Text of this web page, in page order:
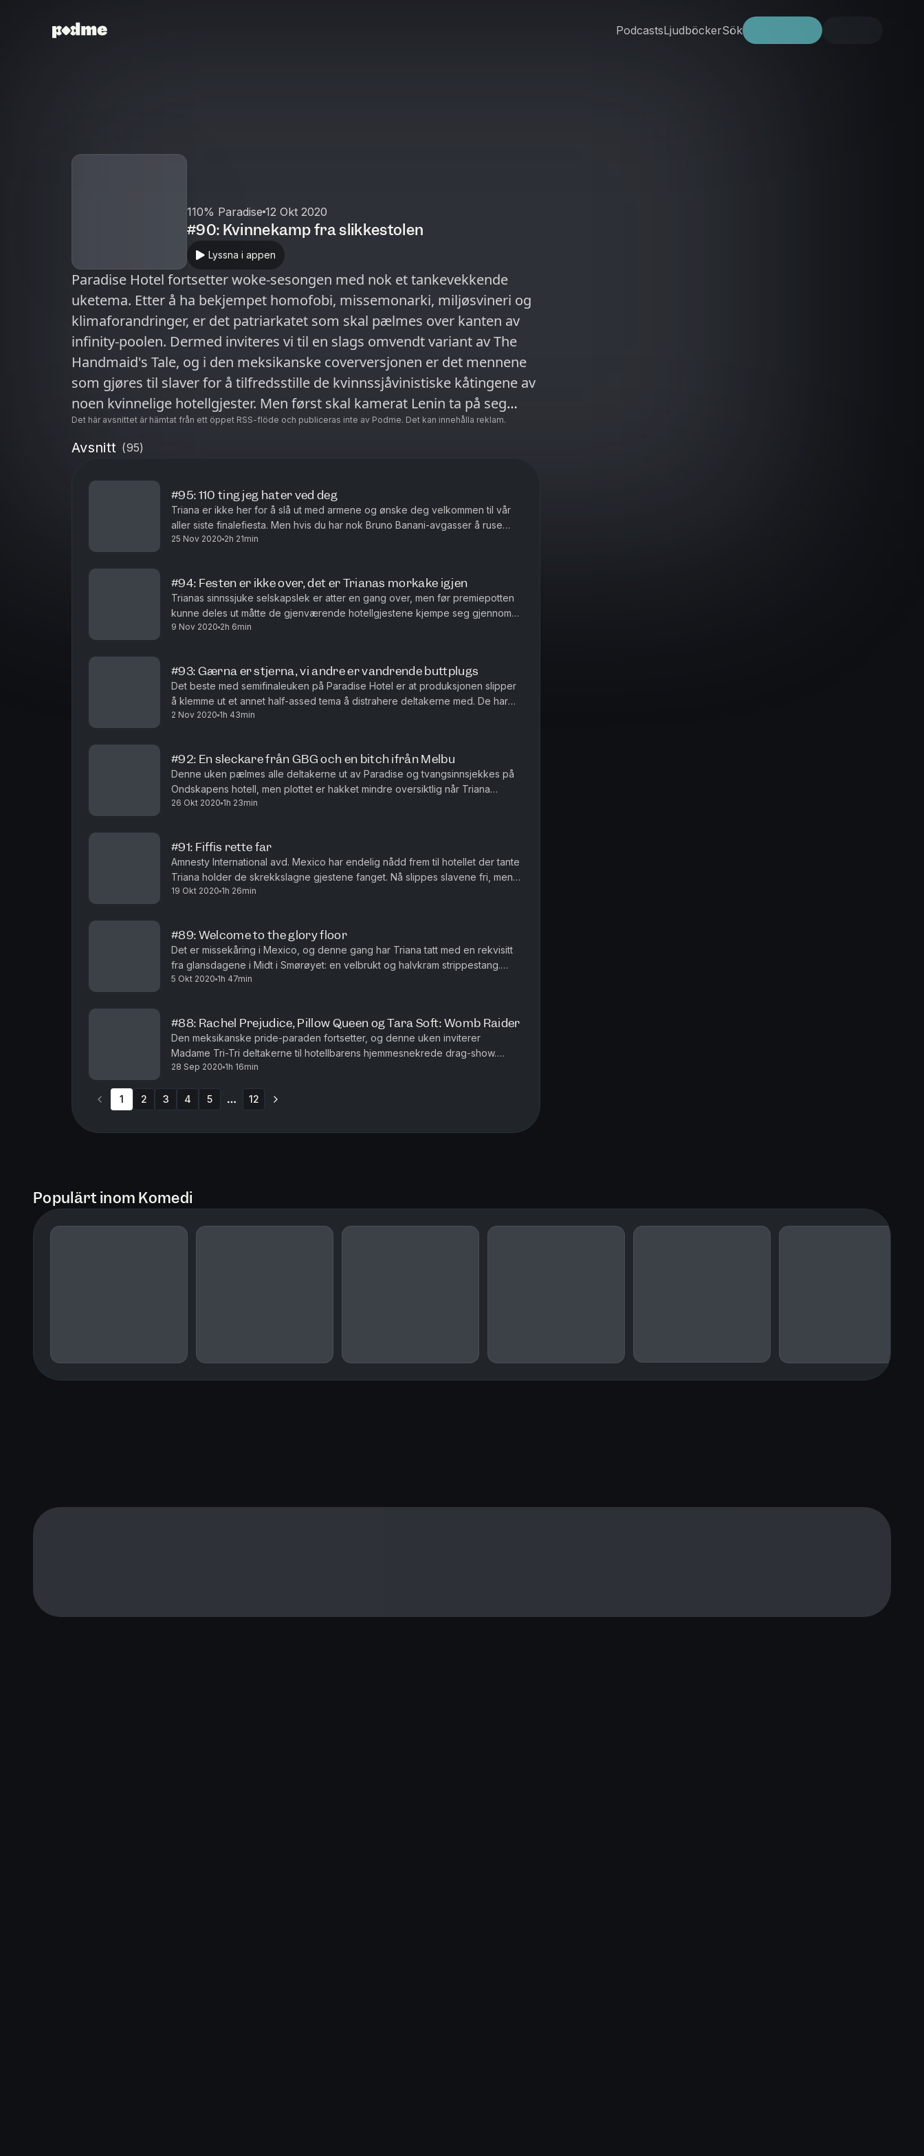
PodcastsLjudböckerSök
110% Paradise 12 Okt 2020
#90: Kvinnekamp fra slikkestolen
Lyssna i appen
Paradise Hotel fortsetter woke-sesongen med nok et tankevekkende
uketema. Etter å ha bekjempet homofobi, missemonarki, miljøsvineri og
klimaforandringer, er det patriarkatet som skal pælmes over kanten av
infinity-poolen. Dermed inviteres vi til en slags omvendt variant av The
Handmaid's Tale, og i den meksikanske coverversjonen er det mennene
som gjøres til slaver for å tilfredsstille de kvinnssjåvinistiske kåtingene av
noen kvinnelige hotellgjester. Men først skal kamerat Lenin ta på seg
vernehjelm og gå til kamp for proletariatet. Eller mot. Det er neimen ikke
godt å si hvilken side hun står på, for dama kjører enda flere dobbelt-,
Dermed er det duket for slaveri, spionasje, svik og et kjærkomment
gjensyn med den svenske slikkestolen. Du finner den på Ikea under
Oddo Lauritzen, og nå er hun trygt hjemme i brakka til Kompani 110. Hør
henne prøve å forklare det intrikate hendelsesforløpet for de forvirrede
tvillingsöstrene Tara Lina og Ida. Blessed be the fruits of stakkar Vida Lills
labor, og may the Lord close denne uken på Paradise Hotel.
Det här avsnittet är hämtat från ett öppet RSS-flöde och publiceras inte av Podme. Det kan innehålla reklam.
Avsnitt (95)
#95: 110 ting jeg hater ved deg
Triana er ikke her for å slå ut med armene og ønske deg velkommen til vår
aller siste finalefiesta. Men hvis du har nok Bruno Banani-avgasser å ruse
deg på til å holde ut gjennom våre siste timer samm...
25 Nov 2020 2h 21min
#94: Festen er ikke over, det er Trianas morkake igjen
Trianas sinnssjuke selskapslek er atter en gang over, men før premiepotten
kunne deles ut måtte de gjenværende hotellgjestene kjempe seg gjennom
den fryktede finaleuken. Med flust av dolker, hodeskall...
9 Nov 2020 2h 6min
#93: Gærna er stjerna, vi andre er vandrende buttplugs
Det beste med semifinaleuken på Paradise Hotel er at produksjonen slipper
å klemme ut et annet half-assed tema å distrahere deltakerne med. De har
nok å tenke på når de skal klamre seg fast til bassen...
2 Nov 2020 1h 43min
#92: En sleckare från GBG och en bitch ifrån Melbu
Denne uken pælmes alle deltakerne ut av Paradise og tvangsinnsjekkes på
Ondskapens hotell, men plottet er hakket mindre oversiktlig når Triana
skriver manus enn når Stephen King gjør det. Faktisk kan ...
26 Okt 2020 1h 23min
#91: Fiffis rette far
Amnesty International avd. Mexico har endelig nådd frem til hotellet der tante
Triana holder de skrekkslagne gjestene fanget. Nå slippes slavene fri, men
ikke før det kommer luntende inn nok et fruent...
19 Okt 2020 1h 26min
#89: Welcome to the glory floor
Det er missekåring i Mexico, og denne gang har Triana tatt med en rekvisitt
fra glansdagene i Midt i Smørøyet: en velbrukt og halvkram strippestang.
Hotellgjestene gjør som de er vant til når de ser e...
5 Okt 2020 1h 47min
#88: Rachel Prejudice, Pillow Queen og Tara Soft: Womb Raider
Den meksikanske pride-paraden fortsetter, og denne uken inviterer
Madame Tri-Tri deltakerne til hotellbarens hjemmesnekrede drag-show.
Mens enkelte av deltakerne trekker på seg et par lavthengende tru...
28 Sep 2020 1h 16min
1 2 3 4 5 12
Populärt inom Komedi